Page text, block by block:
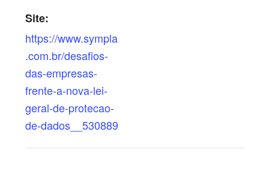
Site:
https://www.sympla
.com.br/desafios-
das-empresas-
frente-a-nova-lei-
geral-de-protecao-
de-dados__530889